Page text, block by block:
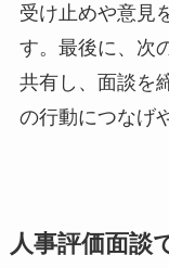
受け止めや意見
す。最後に、次
共有し、面談を
の行動につなげ
人事評価面談